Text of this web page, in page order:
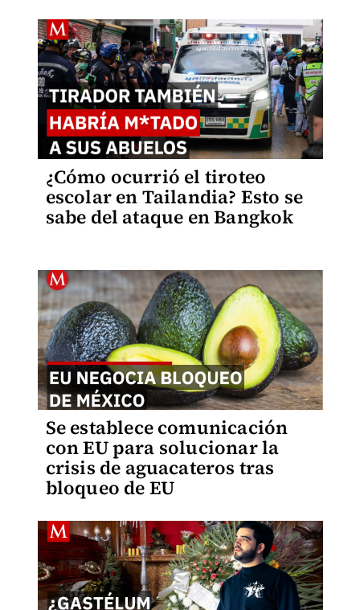
¿Cómo ocurrió el tiroteo
escolar en Tailandia? Esto se
sabe del ataque en Bangkok
Se establece comunicación
con EU para solucionar la
crisis de aguacateros tras
bloqueo de EU